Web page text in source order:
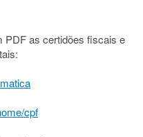
PDF as certidões fiscais e
cpf